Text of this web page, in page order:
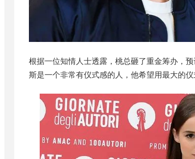
根据一位知情人士透露，桃总砸了重金筹办，
斯是一个非常有仪式感的人，他希望用最大的